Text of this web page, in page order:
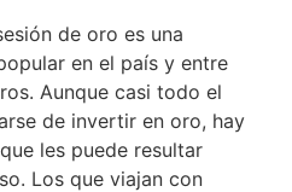
de oro es una
en el país y entre
Aunque casi todo el
de invertir en oro, hay
les puede resultar
Los que viajan con